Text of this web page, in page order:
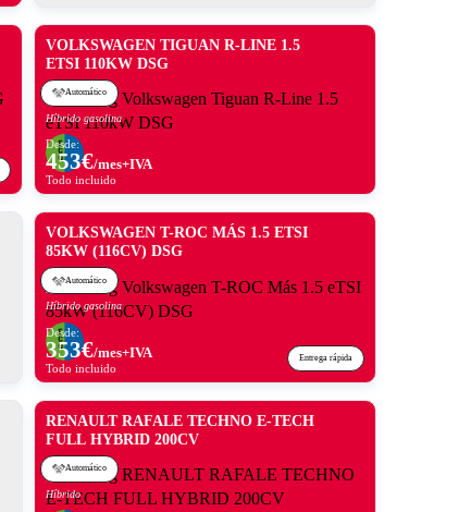
VOLKSWAGEN TIGUAN R-LINE 1.5
ETSI 110KW DSG
Automático
Híbrido gasolina
Desde:
453€/mes+IVA
Todo incluido
VOLKSWAGEN T-ROC MÁS 1.5 ETSI
85KW (116CV) DSG
Automático
Híbrido gasolina
Desde:
353€/mes+IVA
Todo incluido
Entrega rápida
RENAULT RAFALE TECHNO E-TECH
FULL HYBRID 200CV
Automático
Híbrido